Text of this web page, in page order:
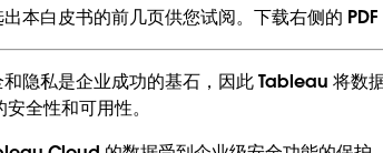
本白皮书的前几页供您试阅。下载右侧的 PDF
隐私是企业成功的基石，因此 Tableau 将
全性和可用性。